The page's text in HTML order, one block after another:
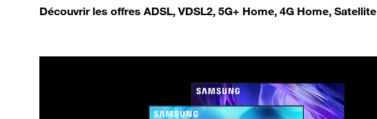
Découvrir les offres ADSL, VDSL2, 5G+ Home, 4G Home, Satellite